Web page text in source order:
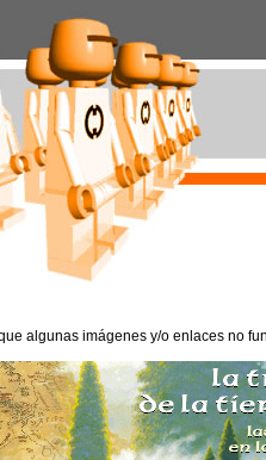
algunas imágenes y/o enlaces no